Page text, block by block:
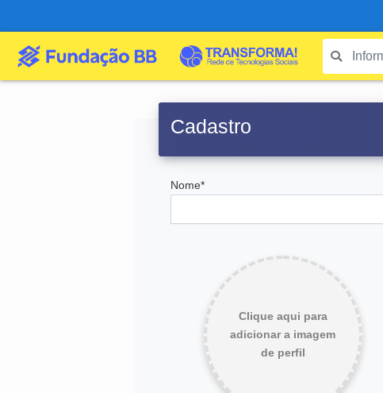
Cadastro
Nome*
Clique aqui para
adicionar a imagem
de perfil